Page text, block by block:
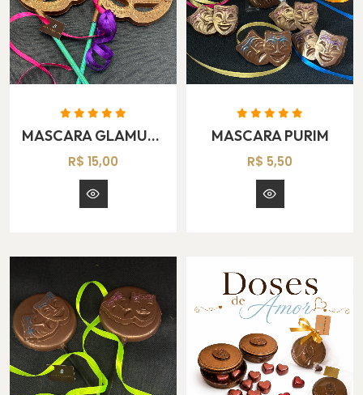
MASCARA GLAMUROSA PIRULITO
R$ 15,00
MASCARA PURIM
R$ 5,50